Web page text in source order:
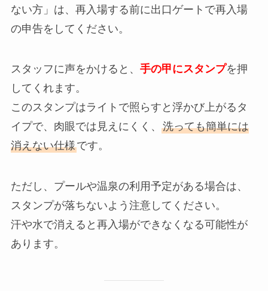
ない方」は、再入場する前に出口ゲートで再入場
の申告をしてください。
スタッフに声をかけると、 手の甲にスタンプを押
してくれます。
このスタンプはライトで照らすと浮かび上がるタ
イプで、肉眼では見えにくく、 洗っても簡単には
消えない仕様です。
ただし、プールや温泉の利用予定がある場合は、
スタンプが落ちないよう注意してください。
汗や水で消えると再入場ができなくなる可能性が
あります。